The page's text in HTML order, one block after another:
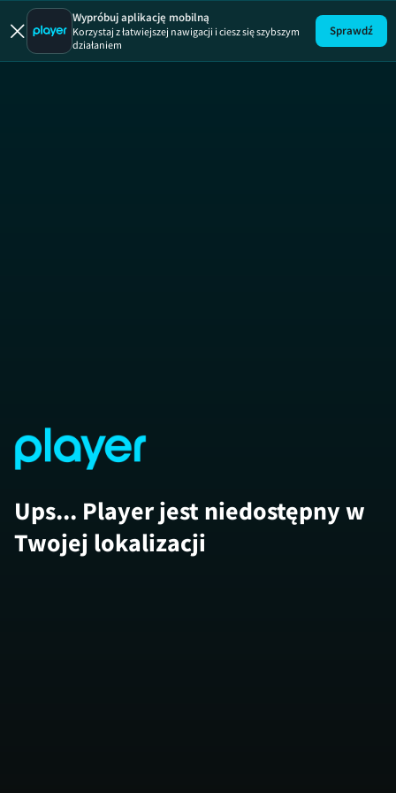
Wypróbuj aplikację mobilną
Korzystaj z łatwiejszej nawigacji i ciesz się szybszym
działaniem
Sprawdź
Ups... Player jest niedostępny w
Twojej lokalizacji